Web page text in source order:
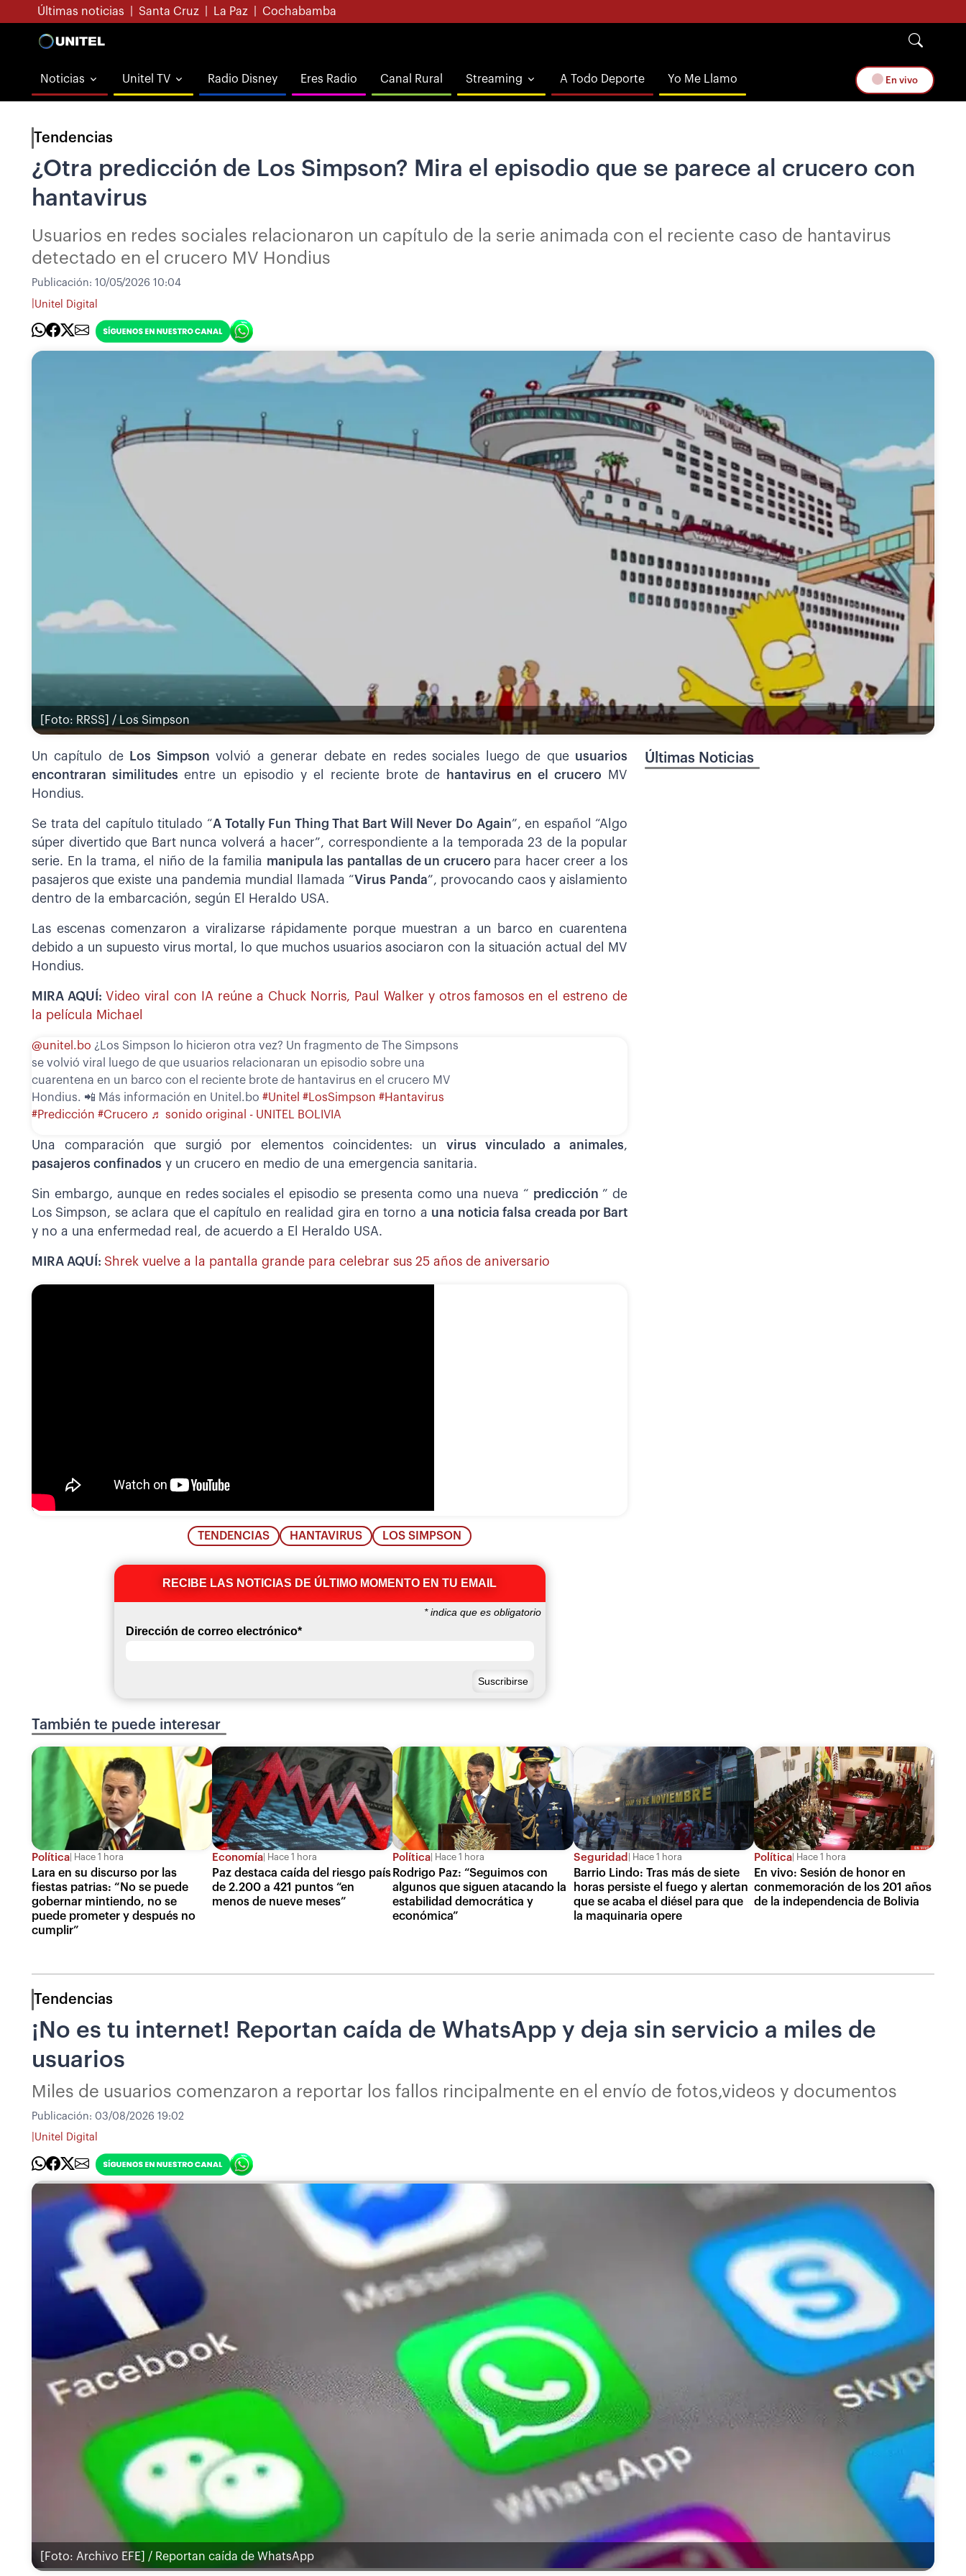
Últimas noticias Santa Cruz La Paz Cochabamba
Noticias Unitel TV Radio Disney Eres Radio Canal Rural Streaming A Todo Deporte Yo Me Llamo En vivo
Tendencias
¿Otra predicción de Los Simpson? Mira el episodio que se parece al crucero con
hantavirus
Usuarios en redes sociales relacionaron un capítulo de la serie animada con el reciente caso de hantavirus
detectado en el crucero MV Hondius
Publicación: 10/05/2026 10:04
Unitel Digital
[Foto: RRSS] / Los Simpson
Un capítulo de Los Simpson volvió a generar debate en redes sociales luego de que usuarios
encontraran similitudesentre un episodio y el reciente brote de hantavirus en el crucero MV
Hondius.
Se trata del capítulo titulado “A Totally Fun Thing That Bart Will Never Do Again”, en español “Algo
súper divertido que Bart nunca volverá a hacer”, correspondiente a la temporada 23 de la popular
serie. En la trama, el niño de la familia manipula las pantallas de un crucero para hacer creer a los
pasajeros que existe una pandemia mundial llamada “Virus Panda”, provocando caos y aislamiento
dentro de la embarcación, según El Heraldo USA.
Las escenas comenzaron a viralizarse rápidamente porque muestran a un barco en cuarentena
debido a un supuesto virus mortal, lo que muchos usuarios asociaron con la situación actual del MV
Hondius.
MIRA AQUÍ: Video viral con IA reúne a Chuck Norris, Paul Walker y otros famosos en el estreno de
la película Michael
@unitel.bo ¿Los Simpson lo hicieron otra vez? Un fragmento de The Simpsons
se volvió viral luego de que usuarios relacionaran un episodio sobre una
cuarentena en un barco con el reciente brote de hantavirus en el crucero MV
Hondius. 📲 Más información en Unitel.bo #Unitel #LosSimpson #Hantavirus
#Predicción #Crucero ♬ sonido original - UNITEL BOLIVIA
Una comparación que surgió por elementos coincidentes: un virus vinculado a animales,
pasajeros confinados y un crucero en medio de una emergencia sanitaria.
Sin embargo, aunque en redes sociales el episodio se presenta como una nueva “ predicción ” de
Los Simpson, se aclara que el capítulo en realidad gira en torno a una noticia falsa creada por Bart
y no a una enfermedad real, de acuerdo a El Heraldo USA.
MIRA AQUÍ: Shrek vuelve a la pantalla grande para celebrar sus 25 años de aniversario
TENDENCIAS HANTAVIRUS LOS SIMPSON
RECIBE LAS NOTICIAS DE ÚLTIMO MOMENTO EN TU EMAIL
*indica que es obligatorio
Dirección de correo electrónico*
Últimas Noticias
También te puede interesar
Política Hace 1 hora
Lara en su discurso por las
fiestas patrias: “No se puede
gobernar mintiendo, no se
puede prometer y después no
cumplir”
Economía Hace 1 hora
Paz destaca caída del riesgo país
de 2.200 a 421 puntos “en
menos de nueve meses”
Política Hace 1 hora
Rodrigo Paz: “Seguimos con
algunos que siguen atacando la
estabilidad democrática y
económica”
Seguridad Hace 1 hora
Barrio Lindo: Tras más de siete
horas persiste el fuego y alertan
que se acaba el diésel para que
la maquinaria opere
Política Hace 1 hora
En vivo: Sesión de honor en
conmemoración de los 201 años
de la independencia de Bolivia
Tendencias
¡No es tu internet! Reportan caída de WhatsApp y deja sin servicio a miles de
usuarios
Miles de usuarios comenzaron a reportar los fallos rincipalmente en el envío de fotos,videos y documentos
Publicación: 03/08/2026 19:02
Unitel Digital
[Foto: Archivo EFE] / Reportan caída de WhatsApp